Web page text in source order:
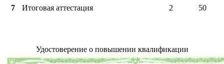
7 Итоговая аттестация 2 50
Удостоверение о повышении квалификации